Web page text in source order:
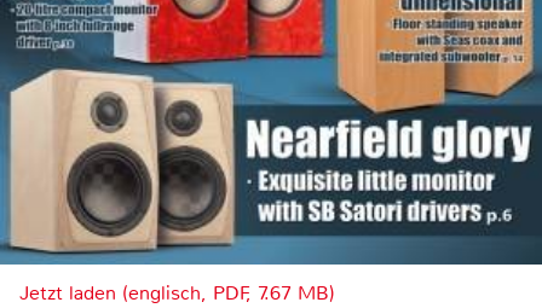
Jetzt laden (englisch, PDF, 7.67 MB)